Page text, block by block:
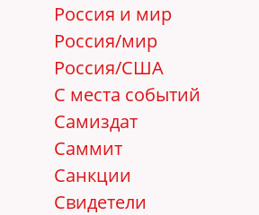
Россия и мир
Россия/мир
Россия/США
С места событий
Самиздат
Саммит
Санкции
Свидетели